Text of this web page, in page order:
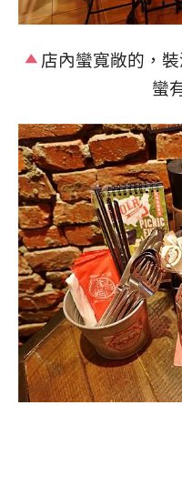
店內蠻寬敞的，
蠻